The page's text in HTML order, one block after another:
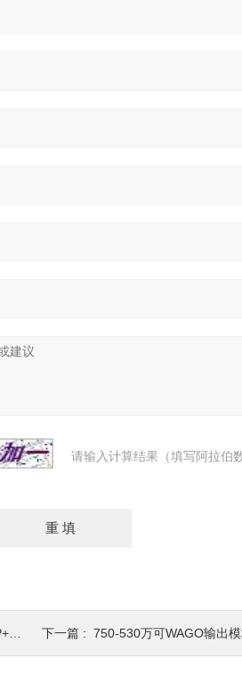
请输入计算结果（填写阿拉伯
下一篇 : 750-530万可WAGO输出模块